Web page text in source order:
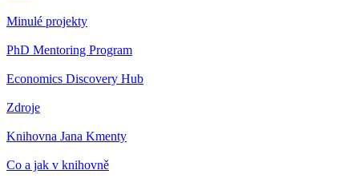
Minulé projekty
PhD Mentoring Program
Economics Discovery Hub
Zdroje
Knihovna Jana Kmenty
Co a jak v knihovně